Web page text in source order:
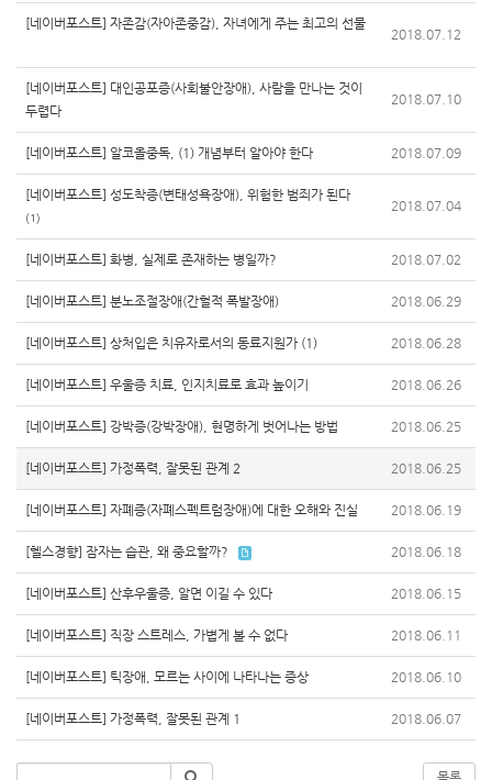
[네이버포스트] 자존감(자아존중감), 자녀에게 주는 최고의 선물
2018.07.12
[네이버포스트] 대인공포증(사회불안장애), 사람을 만나는 것이
두렵다
2018.07.10
[네이버포스트] 알코올중독, (1) 개념부터 알아야 한다 2018.07.09
[네이버포스트] 성도착증(변태성욕장애), 위험한 범죄가 된다
(1)
2018.07.04
[네이버포스트] 화병, 실제로 존재하는 병일까? 2018.07.02
[네이버포스트] 분노조절장애(간헐적 폭발장애) 2018.06.29
[네이버포스트] 상처입은 치유자로서의 동료지원가 (1) 2018.06.28
[네이버포스트] 우울증 치료, 인지치료로 효과 높이기 2018.06.26
[네이버포스트] 강박증(강박장애), 현명하게 벗어나는 방법 2018.06.25
[네이버포스트] 가정폭력, 잘못된 관계 2 2018.06.25
[네이버포스트] 자폐증(자폐스펙트럼장애)에 대한 오해와 진실 2018.06.19
[헬스경향] 잠자는 습관, 왜 중요할까? 2018.06.18
[네이버포스트] 산후우울증, 알면 이길 수 있다 2018.06.15
[네이버포스트] 직장 스트레스, 가볍게 볼 수 없다 2018.06.11
[네이버포스트] 틱장애, 모르는 사이에 나타나는 증상 2018.06.10
[네이버포스트] 가정폭력, 잘못된 관계 1 2018.06.07
목록